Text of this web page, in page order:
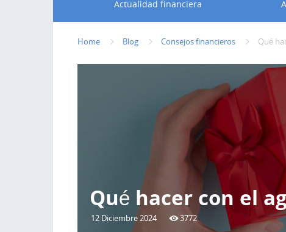
Actualidad financiera
Home Blog Consejos financieros Qué
Qué hacer con el
12 Diciembre 2024 3772